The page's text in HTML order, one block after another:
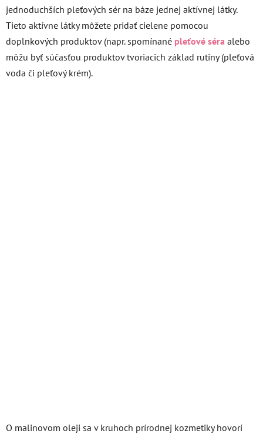
jednoduchších pleťových sér na báze jednej aktívnej látky.
Tieto aktívne látky môžete pridať cielene pomocou
doplnkových produktov (napr. spomínané pleťové séra alebo
môžu byť súčasťou produktov tvoriacich základ rutiny (pleťová
voda či pleťový krém).
O malinovom oleji sa v kruhoch prírodnej kozmetiky hovorí